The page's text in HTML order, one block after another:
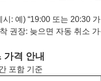
시: 예) “19:00 또는 20:30
권장: 늦으면 자동 취소
가격 안내
포함 기준